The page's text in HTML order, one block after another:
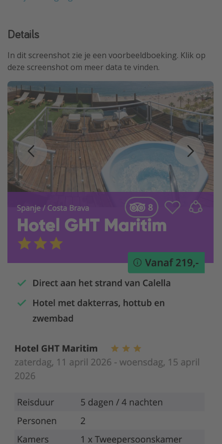
Details
In dit screenshot zie je een voorbeeldboeking. Klik op
deze screenshot om meer data te vinden.